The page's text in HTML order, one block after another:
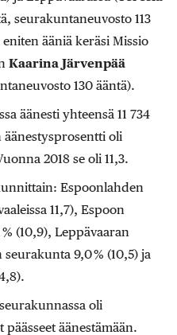
seurakuntaneuvosto 113
ääniä keräsi Missio
Kaarina Järvenpää
130 ääntä).
äänesti yhteensä 11 734
äänestysprosentti oli
2018 se oli 11,3.
Espoonlahden
11,7), Espoon
(10,9), Leppävaaran
9,0 % (10,5) ja
oli
äänestämään.